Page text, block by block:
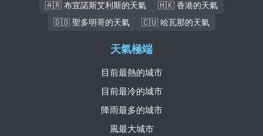
🇦🇷 布宜諾斯艾利斯的天氣
🇭🇰 香港的天氣
🇩🇴 聖多明哥的天氣
🇨🇺 哈瓦那的天氣
天氣極端
目前最熱的城市
目前最冷的城市
降雨最多的城市
風最大城市